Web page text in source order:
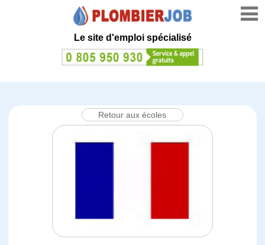
Le site d'emploi spécialisé
Retour aux écoles